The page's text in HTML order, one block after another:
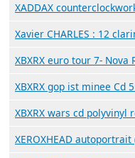
XADDAX
Xavier CHARLES : 12
XBXRX euro tour 7- Nova
XBXRX gop ist minee Cd
XBXRX wars cd polyvinyl
XEROXHEAD